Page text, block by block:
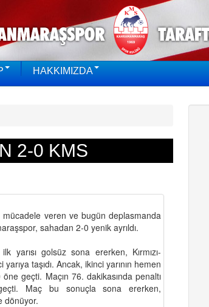
HAKKIMIZDA
2-0 KMS
veren ve bugün deplasmanda
sahadan 2-0 yenik ayrıldı.
yarısı golsüz sona ererken, Kırmızı-
taşıdı. Ancak, ikinci yarının hemen
geçti. Maçın 76. dakikasında penaltı
Maç bu sonuçla sona ererken,
dönüyor.